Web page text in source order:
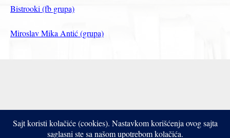
Bistrooki (fb grupa)
Miroslav Mika Antić (grupa)
Copyright © 2017- 2026 Bistrooki
Sajt koristi kolačiće (cookies). Nastavkom korišćenja ovog sajta
saglasni ste sa našom upotrebom kolačića.